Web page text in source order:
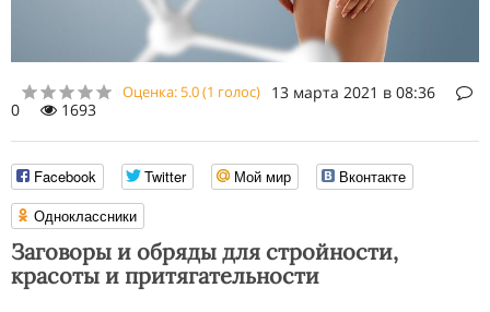
Оценка:5.0(1 голос)
13 марта 2021 в 08:36
0
1693
Facebook Twitter Мой мир
Вконтакте
Одноклассники
Заговоры и обряды для стройности,
красоты и притягательности